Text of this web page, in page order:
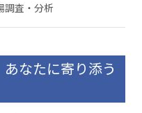
調査・分析
なたに寄り添う